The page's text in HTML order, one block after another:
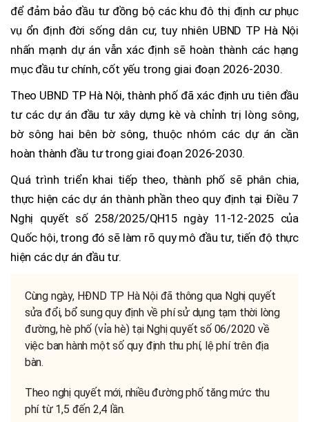
để đảm bảo đầu tư đồng bộ các khu đô thị định cư phục
vụ ổn định đời sống dân cư, tuy nhiên UBND TP Hà Nội
nhấn mạnh dự án vẫn xác định sẽ hoàn thành các hạng
mục đầu tư chính, cốt yếu trong giai đoạn 2026-2030.
Theo UBND TP Hà Nội, thành phố đã xác định ưu tiên đầu
tư các dự án đầu tư xây dựng kè và chỉnh trị lòng sông,
bờ sông hai bên bờ sông, thuộc nhóm các dự án cần
hoàn thành đầu tư trong giai đoạn 2026-2030.
Quá trình triển khai tiếp theo, thành phố sẽ phân chia,
thực hiện các dự án thành phần theo quy định tại Điều 7
Nghị quyết số 258/2025/QH15 ngày 11-12-2025 của
Quốc hội, trong đó sẽ làm rõ quy mô đầu tư, tiến độ thực
hiện các dự án đầu tư.
Cùng ngày, HĐND TP Hà Nội đã thông qua Nghị quyết
sửa đổi, bổ sung quy định về phí sử dụng tạm thời lòng
đường, hè phố (vỉa hè) tại Nghị quyết số 06/2020 về
việc ban hành một số quy định thu phí, lệ phí trên địa
bàn.
Theo nghị quyết mới, nhiều đường phố tăng mức thu
phí từ 1,5 đến 2,4 lần.